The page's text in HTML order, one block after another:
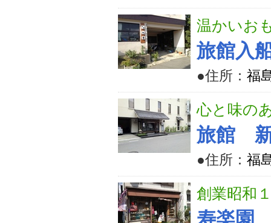
温かいお
旅館入
●住所： 福
心と味の
旅館
●住所： 福
創業昭和